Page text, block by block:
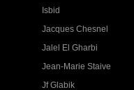
Isbid
Jacques Chesnel
Jalel El Gharbi
Jean-Marie Staive
Jf Glabik